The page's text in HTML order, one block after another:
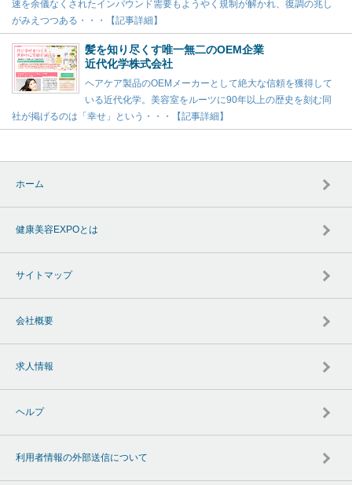
速を余儀なくされたインバウンド需要もようやく規制が解かれ、復調の兆し
がみえつつある・・・【記事詳細】
髪を知り尽くす唯一無二のOEM企業
近代化学株式会社
ヘアケア製品のOEMメーカーとして絶大な信頼を獲得して
いる近代化学。美容室をルーツに90年以上の歴史を刻む同
社が掲げるのは「幸せ」という・・・【記事詳細】
ホーム
健康美容EXPOとは
サイトマップ
会社概要
求人情報
ヘルプ
利用者情報の外部送信について